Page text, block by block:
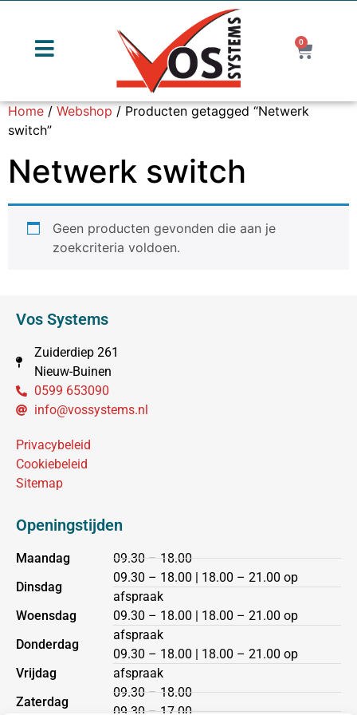
0
Home/Webshop/ Producten getagged “Netwerk
switch”
Netwerk switch
Geen producten gevonden die aan je
zoekcriteria voldoen.
Vos Systems
Zuiderdiep 261
Nieuw-Buinen
0599 653090
info@vossystems.nl
Privacybeleid
Cookiebeleid
Sitemap
Openingstijden
Maandag
Dinsdag
Woensdag
Donderdag
Vrijdag
Zaterdag
09.30 – 18.00
09.30 – 18.00 | 18.00 – 21.00 op
afspraak
09.30 – 18.00 | 18.00 – 21.00 op
afspraak
09.30 – 18.00 | 18.00 – 21.00 op
afspraak
09.30 – 18.00
09.30 – 17.00